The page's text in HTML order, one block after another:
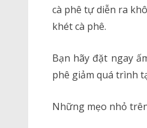
cà phê tự diễn ra
khét cà phê.
Bạn hãy đặt ngay
phê giảm quá trình
Những mẹo nhỏ